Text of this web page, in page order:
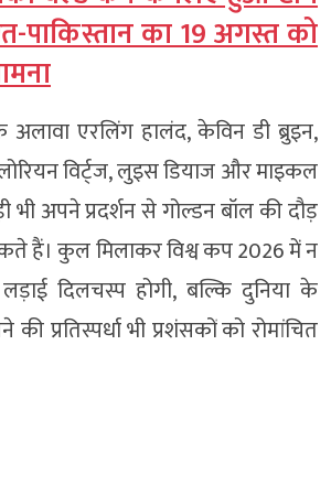
पाकिस्तान का 19 अगस्त को
एरलिंग हालंद, केविन डी ब्रुइन,
विर्ट्ज, लुइस डियाज और माइकल
अपने प्रदर्शन से गोल्डन बॉल की दौड़
हैं। कुल मिलाकर विश्व कप 2026 में न
दिलचस्प होगी, बल्कि दुनिया के
की प्रतिस्पर्धा भी प्रशंसकों को रोमांचित